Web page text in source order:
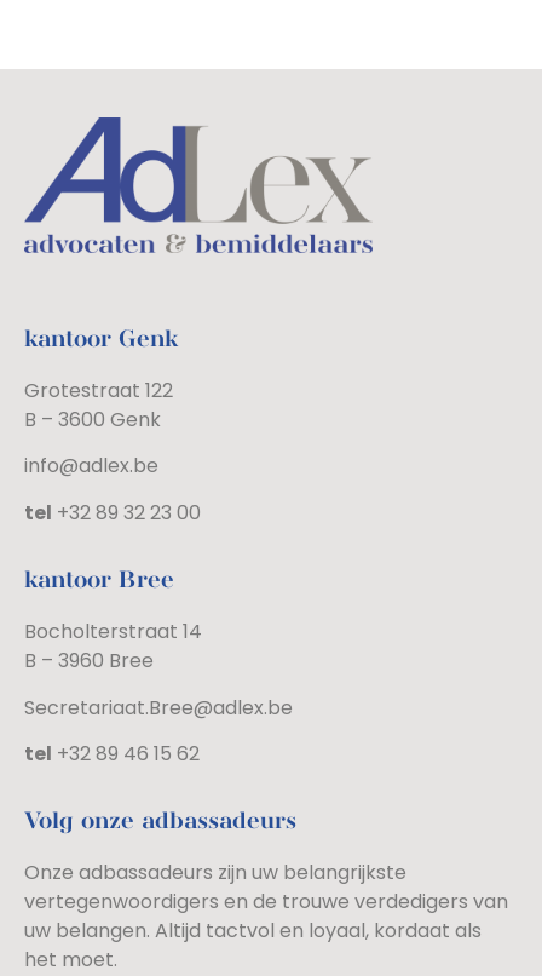
kantoor Genk
Grotestraat 122
B – 3600 Genk
info@adlex.be
tel +32 89 32 23 00
kantoor Bree
Bocholterstraat 14
B – 3960 Bree
Secretariaat.Bree@adlex.be
tel +32 89 46 15 62
Volg onze adbassadeurs
Onze adbassadeurs zijn uw belangrijkste
vertegenwoordigers en de trouwe verdedigers van
uw belangen. Altijd tactvol en loyaal, kordaat als
het moet.